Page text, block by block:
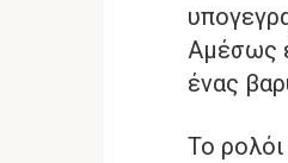
Αμέσως
ένας
Το